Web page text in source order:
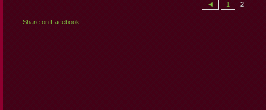
◄ 1 2
Share on Facebook